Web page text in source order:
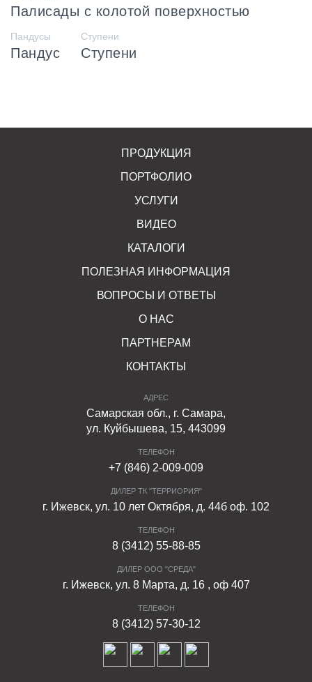
Палисады с колотой поверхностью
Пандусы
Пандус
Ступени
Ступени
ПРОДУКЦИЯ
ПОРТФОЛИО
УСЛУГИ
ВИДЕО
КАТАЛОГИ
ПОЛЕЗНАЯ ИНФОРМАЦИЯ
ВОПРОСЫ И ОТВЕТЫ
О НАС
ПАРТНЕРАМ
КОНТАКТЫ
АДРЕС
Самарская обл., г. Самара,
ул. Куйбышева, 15, 443099
ТЕЛЕФОН
+7 (846) 2-009-009
ДИЛЕР ТК "ТЕРРИОРИЯ"
г. Ижевск, ул. 10 лет Октября, д. 44б оф. 102
ТЕЛЕФОН
8 (3412) 55-88-85
ДИЛЕР ООО "СРЕДА"
г. Ижевск, ул. 8 Марта, д. 16 , оф 407
ТЕЛЕФОН
8 (3412) 57-30-12